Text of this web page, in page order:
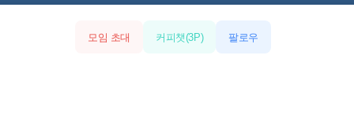
모임 초대 커피챗(3P) 팔로우